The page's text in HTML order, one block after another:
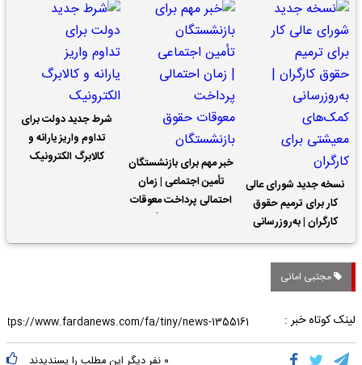
نسخه جدید شورای عالی
کار برای ترمیم حقوق
کارگران | به‌روزرسانی
کمک‌های معیشتی برای
کارگران
خبر مهم برای بازنشستگان
تأمین اجتماعی | زمان
احتمالی پرداخت معوقات
شرط جدید دولت برای
تداوم واریز یارانه و
کالابرگ الکترونیک
مجتبی امانی
لینک کوتاه خبر :
۰ نفر دیگر این مطلب را پسندیدند